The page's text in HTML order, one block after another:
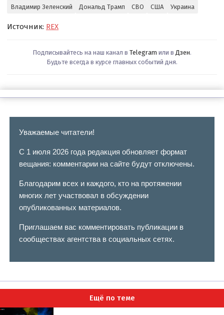
Владимир Зеленский Дональд Трамп СВО США Украина
Источник: REX
Подписывайтесь на наш канал в Telegram или в Дзен.
Будьте всегда в курсе главных событий дня.
Уважаемые читатели!
С 1 июля 2026 года редакция обновляет формат
вещания: комментарии на сайте будут отключены.
Благодарим всех и каждого, кто на протяжении
многих лет участвовал в обсуждении
опубликованных материалов.
Приглашаем вас комментировать публикации в
сообществах агентства в социальных сетях.
Ещё по теме